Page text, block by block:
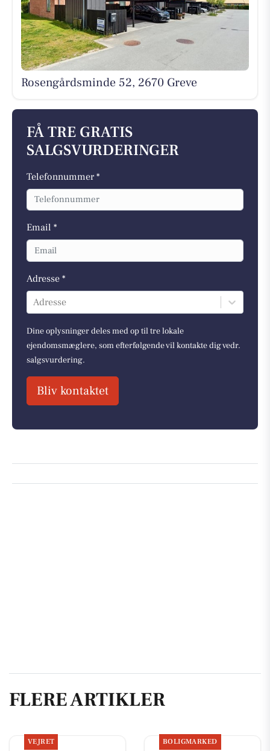
Rosengårdsminde 52, 2670 Greve
FÅ TRE GRATIS
SALGSVURDERINGER
Telefonnummer *
Email *
Adresse *
Adresse
Dine oplysninger deles med op til tre lokale
ejendomsmæglere, som efterfølgende vil kontakte dig vedr.
salgsvurdering.
Bliv kontaktet
FLERE ARTIKLER
VEJRET BOLIGMARKED